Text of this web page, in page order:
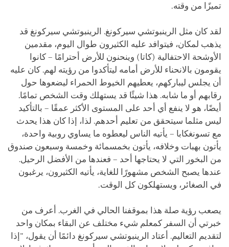
تميزًا من وقته.
لقد كان مثل الرينبوتشي سيركونغ. الرينبوتشي سيركونغ قد
يذهب لمكان، فيتوافد عليه الكثيرون طوال اليوم، مقدمين
الأوشحة الاحتفالية (كاتا) وينحنون للأرض أحترامًا – كانوا
يقومون بالانحناء للأرض أمامه ليتأكدوا من رؤيته لهم. كان عليه
أن يجلس ليباركهم، يعطيهم الخيوط الحمراء ليضعوها حول
رقابهم أو ما شابه. هذا شيئًا قد يستهلك وقت الشخص تمامًا.
أيضًا، هو لا ينفع أي أحد على المستوى الأكثر عمقًا – بالتأكيد
ليس مثلما سيتحقق من تعليم أحدهم. لذا، إذا كان هذا يحدث
مع تسونغكابا – يأتيه الناس ليعطوه ما يساوي روبية واحدة،
يأتون بهبات وخلافه، يأتون بخمسمائة وخمسة وسبعون صندوق
من البخور التي لا يحتاجها أحد – فعندها من الأفضل الرحيل.
عندها يصبح الشخص مشهورًا للغاية، يأتيه الكثيرون، يرغبون
في الصغائر، ويستهلكون كل الوقت.
يصعب رؤية صلة هذا بموقفنا الحالي في الغرب. أعرف من
خبرتي أن السفر كمعلم شيء مختلف عن البقاء بمكان واحد
لتقديم التعاليم. أعتاد الرينبوتشي سيركونغ دائمًا أن يقول، "إذا